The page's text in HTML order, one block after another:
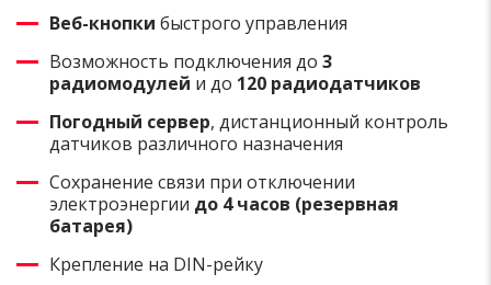
Веб-кнопки быстрого управления
Возможность подключения до 3
радиомодулей и до 120 радиодатчиков
Погодный сервер, дистанционный контроль
датчиков различного назначения
Сохранение связи при отключении
электроэнергии до 4 часов (резервная
батарея)
Крепление на DIN-рейку